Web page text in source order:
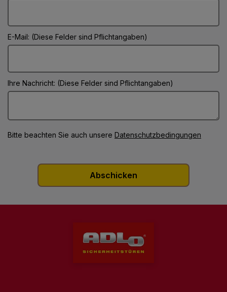
E-Mail: (Diese Felder sind Pflichtangaben)
Ihre Nachricht: (Diese Felder sind Pflichtangaben)
Bitte beachten Sie auch unsere Datenschutzbedingungen